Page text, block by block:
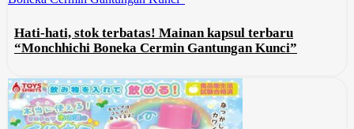
Hati-hati, stok terbatas! Mainan kapsul terbaru
“Monchhichi Boneka Cermin Gantungan Kunci”